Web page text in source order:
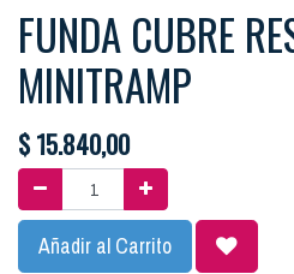
FUNDA CUBRE
MINITRAMP
$15.840,00
Añadir al Carrito